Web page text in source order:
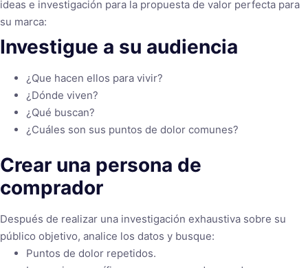
ideas e investigación para la propuesta de valor perfecta para
su marca:
Investigue a su audiencia
¿Que hacen ellos para vivir?
¿Dónde viven?
¿Qué buscan?
¿Cuáles son sus puntos de dolor comunes?
Crear una persona de
comprador
Después de realizar una investigación exhaustiva sobre su
público objetivo, analice los datos y busque:
Puntos de dolor repetidos.